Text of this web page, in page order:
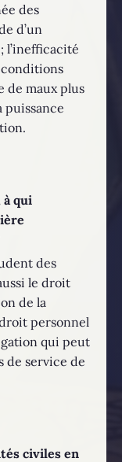
des
d’un
l’inefficacité
de maux plus
puissance
à qui
des
le droit
de la
personnel
qui peut
de service de
civiles en